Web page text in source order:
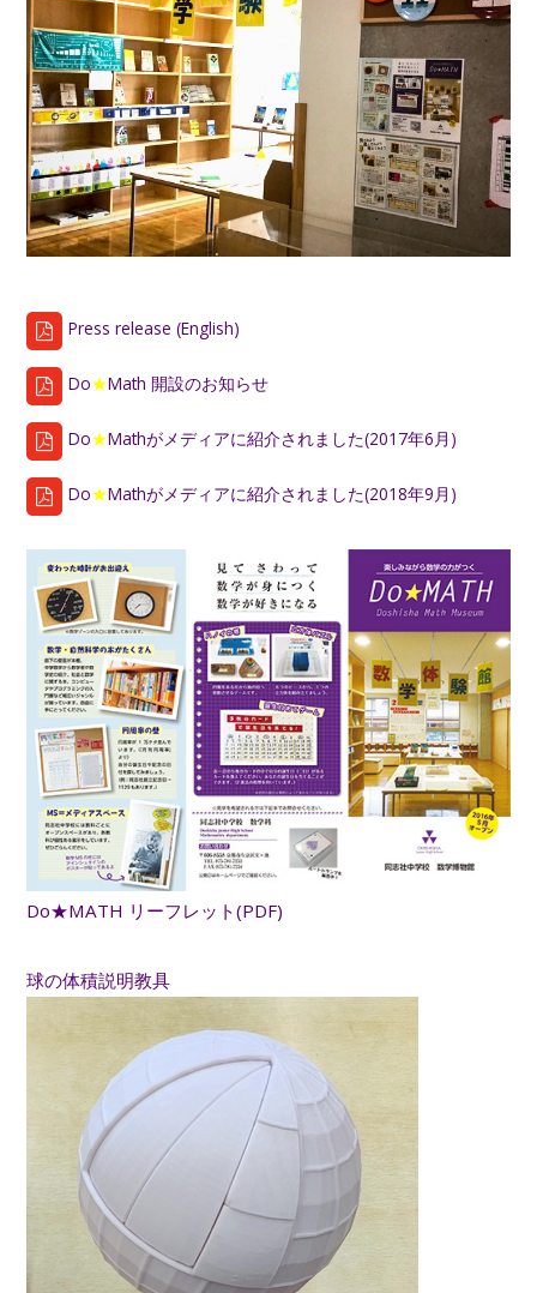
Press release (English)
Do★Math 開設のお知らせ
Do★Mathがメディアに紹介されました(2017年6月)
Do★Mathがメディアに紹介されました(2018年9月)
Do★MATH リーフレット(PDF)
球の体積説明教具